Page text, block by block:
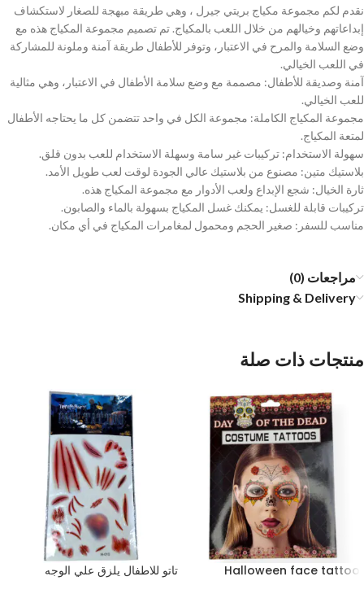
نقدم لكم مجموعة مكياج بريتي جيرل ، وهي طريقة مبهجة للصغار لاستكشاف
إبداعاتهم وخيالهم من خلال اللعب بالمكياج. تم تصميم مجموعة المكياج هذه مع
وضع السلامة والمرح في الاعتبار، وتوفر للأطفال طريقة آمنة وملونة للمشاركة
في اللعب الخيالي.
آمنة وصديقة للأطفال: مصممة مع وضع سلامة الأطفال في الاعتبار، وهي مثالية
للعب الخيالي.
مجموعة المكياج الكاملة: مجموعة الكل في واحد تتضمن كل ما يحتاجه الأطفال
لمتعة المكياج.
سهولة الاستخدام: تركيبات غير سامة وسهلة الاستخدام للعب بدون قلق.
بلاستيك متين: مصنوع من بلاستيك عالي الجودة لوقت لعب طويل الأمد.
ثارة الخيال: شجع الإبداع ولعب الأدوار مع مجموعة المكياج هذه.
تركيبات قابلة للغسل: يمكنك غسل المكياج بسهولة بالماء والصابون.
مناسب للسفر: صغير الحجم ومحمول لمغامرات المكياج في أي مكان.
مراجعات (0)
Shipping & Delivery
منتجات ذات صلة
Halloween face tattoo تاتو للاطفال يلزق علي الوجه